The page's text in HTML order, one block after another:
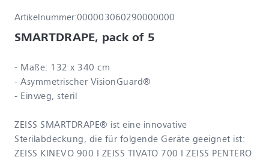
Artikelnummer:000003060290000000
SMARTDRAPE, pack of 5
- Maße: 132 x 340 cm
- Asymmetrischer VisionGuard®
- Einweg, steril
ZEISS SMARTDRAPE® ist eine innovative
Sterilabdeckung, die für folgende Geräte geeignet ist:
ZEISS KINEVO 900 I ZEISS TIVATO 700 I ZEISS PENTERO